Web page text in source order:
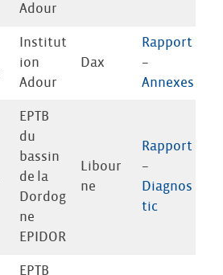
Adour
Institut
ion
Adour
Dax
Rapport
–
Annexes
EPTB
du
bassin
de la
Dordog
ne
EPIDOR
Libour
ne
Rapport
–
Diagnos
tic
EPTB